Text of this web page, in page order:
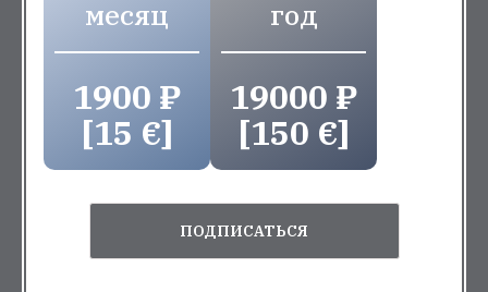
месяц
1900 ₽
[15 €]
год
19000 ₽
[150 €]
ПОДПИСАТЬСЯ